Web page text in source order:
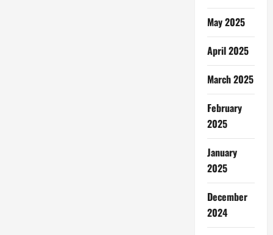
May 2025
April 2025
March 2025
February
2025
January
2025
December
2024